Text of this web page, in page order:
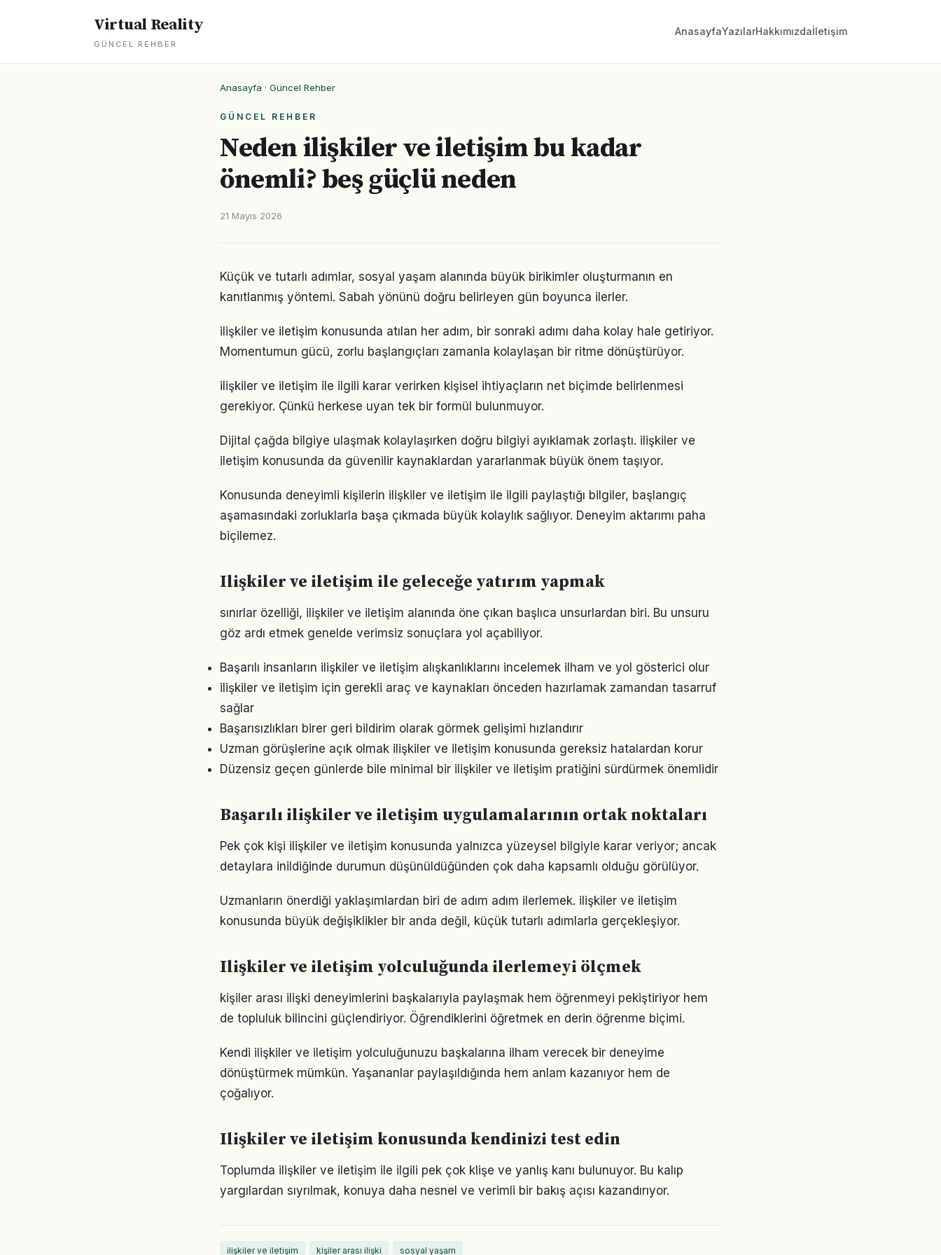
Virtual Reality
GÜNCEL REHBER
AnasayfaYazılarHakkımızdaİletişim
Anasayfa · Güncel Rehber
GÜNCEL REHBER
Neden ilişkiler ve iletişim bu kadar
önemli? beş güçlü neden
21 Mayıs 2026
Küçük ve tutarlı adımlar, sosyal yaşam alanında büyük birikimler oluşturmanın en
kanıtlanmış yöntemi. Sabah yönünü doğru belirleyen gün boyunca ilerler.
ilişkiler ve iletişim konusunda atılan her adım, bir sonraki adımı daha kolay hale getiriyor.
Momentumun gücü, zorlu başlangıçları zamanla kolaylaşan bir ritme dönüştürüyor.
ilişkiler ve iletişim ile ilgili karar verirken kişisel ihtiyaçların net biçimde belirlenmesi
gerekiyor. Çünkü herkese uyan tek bir formül bulunmuyor.
Dijital çağda bilgiye ulaşmak kolaylaşırken doğru bilgiyi ayıklamak zorlaştı. ilişkiler ve
iletişim konusunda da güvenilir kaynaklardan yararlanmak büyük önem taşıyor.
Konusunda deneyimli kişilerin ilişkiler ve iletişim ile ilgili paylaştığı bilgiler, başlangıç
aşamasındaki zorluklarla başa çıkmada büyük kolaylık sağlıyor. Deneyim aktarımı paha
biçilemez.
Ilişkiler ve iletişim ile geleceğe yatırım yapmak
sınırlar özelliği, ilişkiler ve iletişim alanında öne çıkan başlıca unsurlardan biri. Bu unsuru
göz ardı etmek genelde verimsiz sonuçlara yol açabiliyor.
Başarılı insanların ilişkiler ve iletişim alışkanlıklarını incelemek ilham ve yol gösterici olur
ilişkiler ve iletişim için gerekli araç ve kaynakları önceden hazırlamak zamandan tasarruf
sağlar
Başarısızlıkları birer geri bildirim olarak görmek gelişimi hızlandırır
Uzman görüşlerine açık olmak ilişkiler ve iletişim konusunda gereksiz hatalardan korur
Düzensiz geçen günlerde bile minimal bir ilişkiler ve iletişim pratiğini sürdürmek önemlidir
Başarılı ilişkiler ve iletişim uygulamalarının ortak noktaları
Pek çok kişi ilişkiler ve iletişim konusunda yalnızca yüzeysel bilgiyle karar veriyor; ancak
detaylara inildiğinde durumun düşünüldüğünden çok daha kapsamlı olduğu görülüyor.
Uzmanların önerdiği yaklaşımlardan biri de adım adım ilerlemek. ilişkiler ve iletişim
konusunda büyük değişiklikler bir anda değil, küçük tutarlı adımlarla gerçekleşiyor.
Ilişkiler ve iletişim yolculuğunda ilerlemeyi ölçmek
kişiler arası ilişki deneyimlerini başkalarıyla paylaşmak hem öğrenmeyi pekiştiriyor hem
de topluluk bilincini güçlendiriyor. Öğrendiklerini öğretmek en derin öğrenme biçimi.
Kendi ilişkiler ve iletişim yolculuğunuzu başkalarına ilham verecek bir deneyime
dönüştürmek mümkün. Yaşananlar paylaşıldığında hem anlam kazanıyor hem de
çoğalıyor.
Ilişkiler ve iletişim konusunda kendinizi test edin
Toplumda ilişkiler ve iletişim ile ilgili pek çok klişe ve yanlış kanı bulunuyor. Bu kalıp
yargılardan sıyrılmak, konuya daha nesnel ve verimli bir bakış açısı kazandırıyor.
ilişkiler ve iletişim kişiler arası ilişki sosyal yaşam